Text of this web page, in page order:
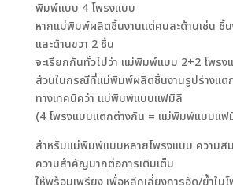
พิมพ์แบบ 4 โพรงแบบ
หากแม่พิมพ์ผลิตชิ้นงานแต่คนละด้านเช่น ชิ้
และด้านขวา 2 ชิ้น
จะเรียกกันทั่วไปว่า แม่พิมพ์แบบ 2+2 โพรง
ส่วนในกรณีที่แม่พิมพ์ผลิตชิ้นงานรูปร่างแต
ทางเทคนิคว่า แม่พิมพ์แบบแฟมิลี
(4 โพรงแบบแตกต่างกัน = แม่พิมพ์แบบแฟ
สำหรับแม่พิมพ์แบบหลายโพรงแบบ ความส
ความสำคัญมากต่อการเติมเต็ม
ให้พร้อมเพรียง เพื่อหลีกเลี่ยงการอัด/ย้ำใน